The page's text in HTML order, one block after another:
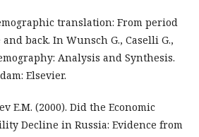
translation: From period
back. In Wunsch G., Caselli G.,
Analysis and Synthesis.
Elsevier.
E.M. (2000). Did the Economic
Decline in Russia: Evidence from